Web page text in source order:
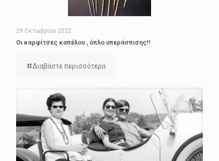
29 Οκτωβρίου 2022
Οι καρφίτσες καπέλου , όπλο υπεράσπισης!!
Διαβάστε περισσότερα